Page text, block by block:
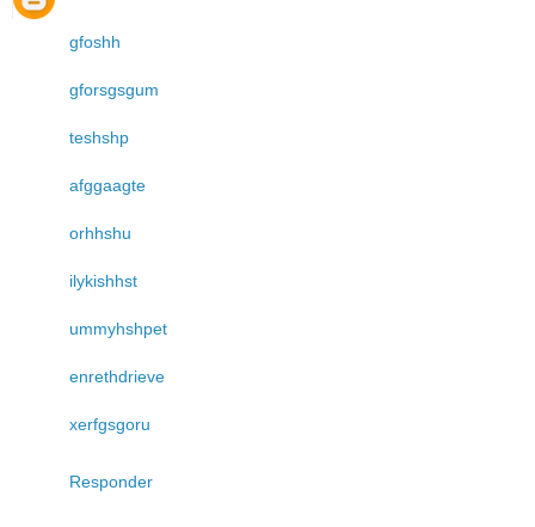
gfoshh
gforsgsgum
teshshp
afggaagte
orhhshu
ilykishhst
ummyhshpet
enrethdrieve
xerfgsgoru
Responder